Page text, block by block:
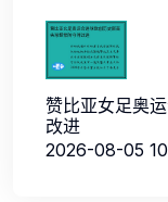
赞比亚女足奥
改进
2026-08-05